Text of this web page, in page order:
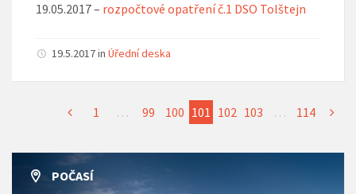
19.05.2017 – rozpočtové opatření č.1 DSO Tolštejn
19.5.2017in Úřední deska
1 … 99 100 101 102 103 … 114
POČASÍ